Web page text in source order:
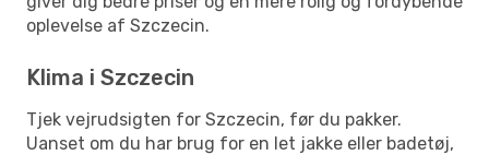
oplevelse af Szczecin.
Klima i Szczecin
Tjek vejrudsigten for Szczecin, før du pakker.
Uanset om du har brug for en let jakke eller badetøj,